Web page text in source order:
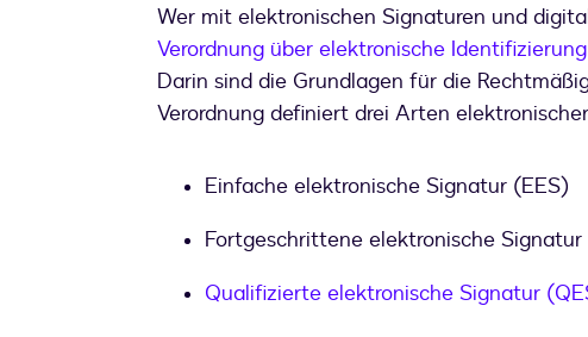
Wer mit elektronischen Signaturen und
Verordnung über elektronische
Darin sind die Grundlagen für die
Verordnung definiert drei Arten
Einfache elektronische Signatur (EES)
Fortgeschrittene elektronische Signatur
Qualifizierte elektronische Signatur